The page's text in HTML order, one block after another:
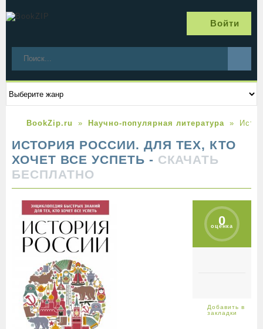
Войти
BookZip.ru Научно-популярная литература
ИСТОРИЯ РОССИИ. ДЛЯ ТЕХ, КТО
ХОЧЕТ ВСЕ УСПЕТЬ - СКАЧАТЬ
БЕСПЛАТНО
0
оценка